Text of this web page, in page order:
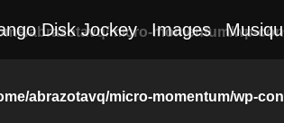
abrazotavq/micro-momentum/wp-
abrazotavq/micro-momentum/wp-
Disk Jockey Images